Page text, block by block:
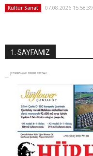
Kültür Sanat 07.08.2026 15:58:39
1. SAYFAMIZ